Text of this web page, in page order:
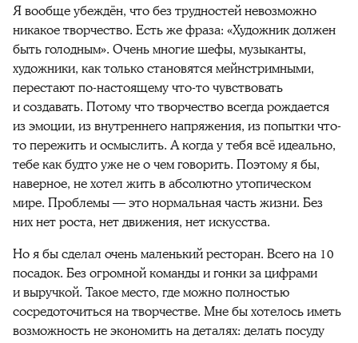
Я вообще убеждён, что без трудностей невозможно
никакое творчество. Есть же фраза: «Художник должен
быть голодным». Очень многие шефы, музыканты,
художники, как только становятся мейнстримными,
перестают по-настоящему что-то чувствовать
и создавать. Потому что творчество всегда рождается
из эмоции, из внутреннего напряжения, из попытки что-
то пережить и осмыслить. А когда у тебя всё идеально,
тебе как будто уже не о чем говорить. Поэтому я бы,
наверное, не хотел жить в абсолютно утопическом
мире. Проблемы — это нормальная часть жизни. Без
них нет роста, нет движения, нет искусства.
Но я бы сделал очень маленький ресторан. Всего на 10
посадок. Без огромной команды и гонки за цифрами
и выручкой. Такое место, где можно полностью
сосредоточиться на творчестве. Мне бы хотелось иметь
возможность не экономить на деталях: делать посуду